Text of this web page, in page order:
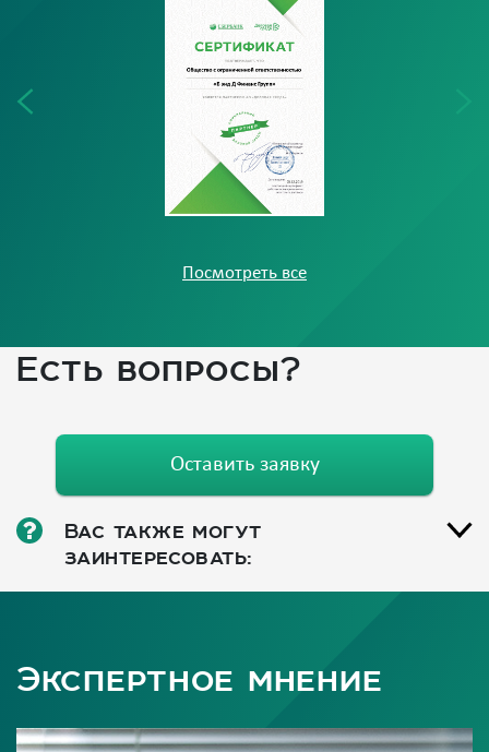
Посмотреть все
Есть вопросы?
Оставить заявку
Вас также могут
заинтересовать:
Экспертное мнение